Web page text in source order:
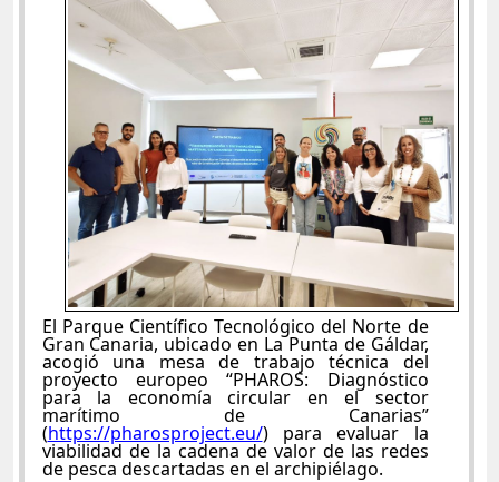
El Parque Científico Tecnológico del Norte de
Gran Canaria, ubicado en La Punta de Gáldar,
acogió una mesa de trabajo técnica del
proyecto europeo “PHAROS: Diagnóstico
para la economía circular en el sector
marítimo de Canarias”
(https://pharosproject.eu/) para evaluar la
viabilidad de la cadena de valor de las redes
de pesca descartadas en el archipiélago.